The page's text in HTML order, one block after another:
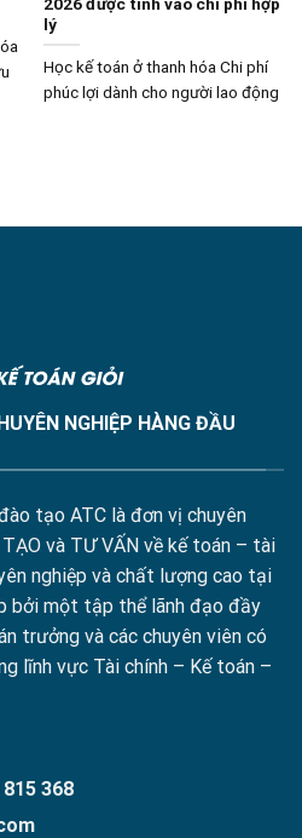
lý
Học kế toán ở thanh hóa Chi phí
phúc lợi dành cho người lao động
NGHIỆP HÀNG ĐẦU
tạo ATC là đơn vị chuyên
và TƯ VẤN về kế toán – tài
nghiệp và chất lượng cao tại
bởi một tập thể lãnh đạo đầy
trưởng và các chuyên viên có
lĩnh vực Tài chính – Kế toán –
368